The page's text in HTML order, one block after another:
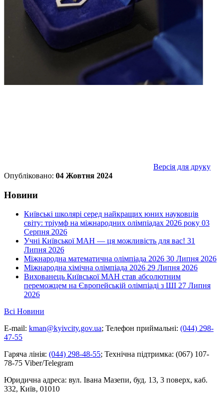
Версія для друку
Опубліковано: 04 Жовтня 2024
Новини
Київські школярі серед найкращих юних науковців
світу: тріумф на міжнародних олімпіадах 2026 року 03
Серпня 2026
Учні Київської МАН — ця можливість для вас! 31
Липня 2026
Міжнародна математична олімпіада 2026 30 Липня 2026
Міжнародна хімічна олімпіада 2026 29 Липня 2026
Вихованець Київської МАН став абсолютним
переможцем на Європейській олімпіаді з ШІ 27 Липня
2026
Всі Новини
E-mail: kman@kyivcity.gov.ua; Телефон приймальні: (044) 298-
47-55
Гаряча лінія: (044) 298-48-55; Технічна підтримка: (067) 107-
78-75 Viber/Telegram
Юридична адреса: вул. Івана Мазепи, буд. 13, 3 поверх, каб.
332, Київ, 01010